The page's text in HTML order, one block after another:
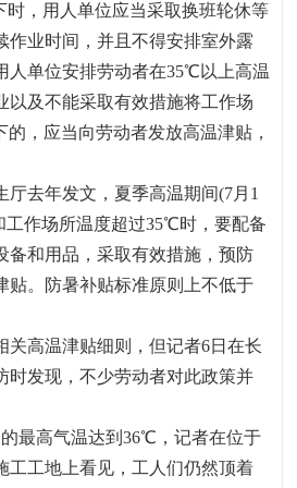
，用人单位应当采取换班轮休等
作业时间，并且不得安排室外露
人单位安排劳动者在35℃以上高温
以及不能采取有效措施将工作场
，应当向劳动者发放高温津贴，
去年发文，夏季高温期间(7月1
工作场所温度超过35℃时，要配备
备和用品，采取有效措施，预防
贴。防暑补贴标准原则上不低于
关高温津贴细则，但记者6日在长
时发现，不少劳动者对此政策并
高气温达到36℃，记者在位于
工工地上看见，工人们仍然顶着